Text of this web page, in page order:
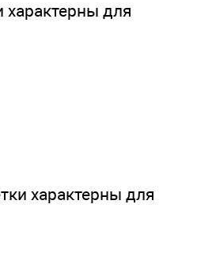
характерны для
характерны для